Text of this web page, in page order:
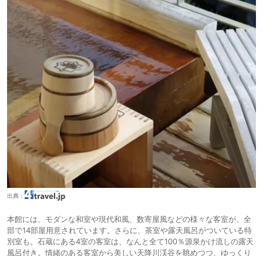
出典：
本館には、モダンな和室や現代和風、数寄屋風などの様々な客室が、全
部で14部屋用意されています。さらに、茶室や露天風呂がついている特
別室も。石蔵にある4室の客室は、なんと全て100％源泉かけ流しの露天
風呂付き。情緒のある客室から美しい天降川渓谷を眺めつつ、ゆっくり